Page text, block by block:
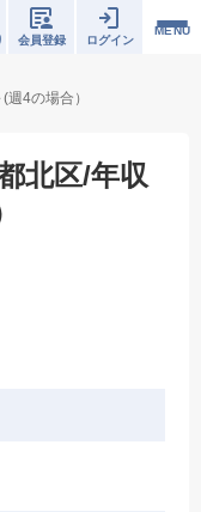
MENU
会員登録 ログイン
4の場合）
北区/年収